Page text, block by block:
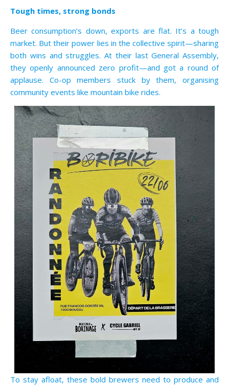
Tough times, strong bonds
Beer consumption’s down, exports are flat. It’s a tough
market. But their power lies in the collective spirit—sharing
both wins and struggles. At their last General Assembly,
they openly announced zero profit—and got a round of
applause. Co-op members stuck by them, organising
community events like mountain bike rides.
To stay afloat, these bold brewers need to produce and